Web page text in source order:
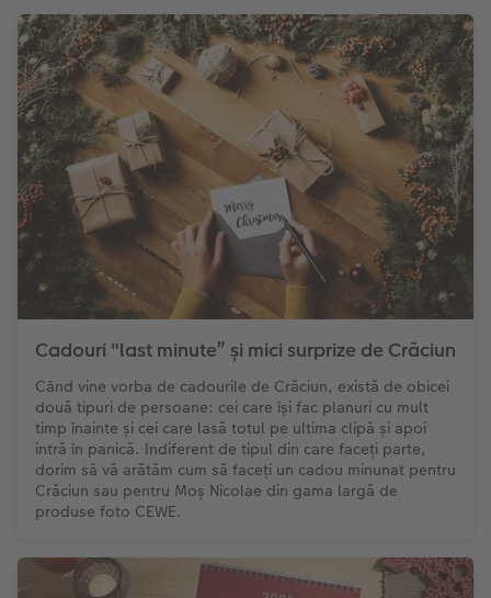
Cadouri "last minute” și mici surprize de Crăciun
Când vine vorba de cadourile de Crăciun, există de obicei
două tipuri de persoane: cei care își fac planuri cu mult
timp înainte și cei care lasă totul pe ultima clipă și apoi
intră în panică. Indiferent de tipul din care faceți parte,
dorim să vă arătăm cum să faceți un cadou minunat pentru
Crăciun sau pentru Moș Nicolae din gama largă de
produse foto CEWE.